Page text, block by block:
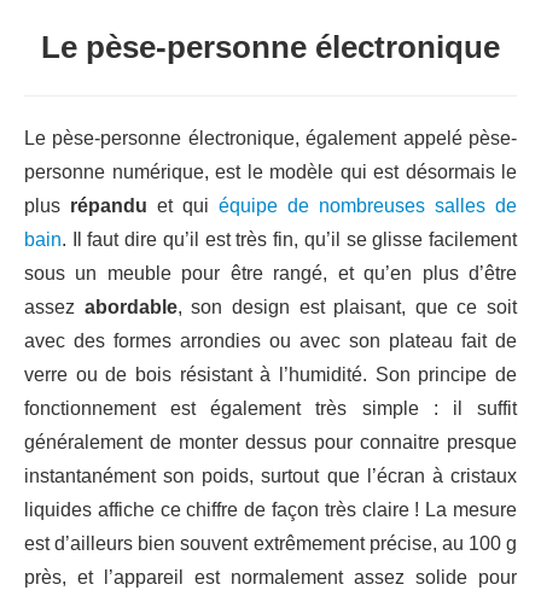
Le pèse-personne électronique
Le pèse-personne électronique, également appelé pèse-
personne numérique, est le modèle qui est désormais le
plus répandu et qui équipe de nombreuses salles de
bain. Il faut dire qu’il est très fin, qu’il se glisse facilement
sous un meuble pour être rangé, et qu’en plus d’être
assez abordable, son design est plaisant, que ce soit
avec des formes arrondies ou avec son plateau fait de
verre ou de bois résistant à l’humidité. Son principe de
fonctionnement est également très simple : il suffit
généralement de monter dessus pour connaitre presque
instantanément son poids, surtout que l’écran à cristaux
liquides affiche ce chiffre de façon très claire ! La mesure
est d’ailleurs bien souvent extrêmement précise, au 100 g
près, et l’appareil est normalement assez solide pour